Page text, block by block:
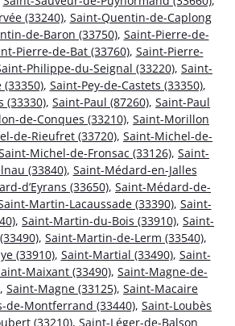
(33240), Saint-Quentin-de-Caplong
de-Baron (33750), Saint-Pierre-de-
Pierre-de-Bat (33760), Saint-Pierre-
Philippe-du-Seignal (33220), Saint-
(33350), Saint-Pey-de-Castets (33350),
(33330), Saint-Paul (87260), Saint-Paul
de-Conques (33210), Saint-Morillon
de-Rieufret (33720), Saint-Michel-de-
Michel-de-Fronsac (33126), Saint-
(33840), Saint-Médard-en-Jalles
d’Eyrans (33650), Saint-Médard-de-
Martin-Lacaussade (33390), Saint-
, Saint-Martin-du-Bois (33910), Saint-
, Saint-Martin-de-Lerm (33540),
(33910), Saint-Martial (33490), Saint-
Maixant (33490), Saint-Magne-de-
, Saint-Magne (33125), Saint-Macaire
de-Montferrand (33440), Saint-Loubès
(33210), Saint-Léger-de-Balson